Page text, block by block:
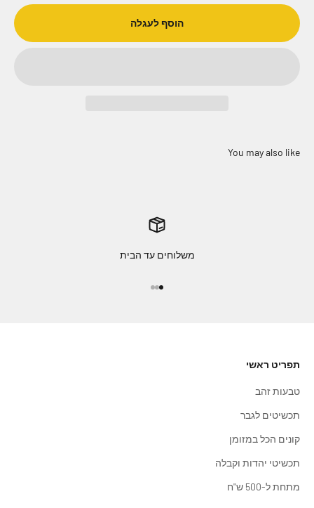
הוסף לעגלה
משלוחים עד הבית
תפריט ראשי
טבעות זהב
תכשיטים לגבר
קונים הכל במזומן
תכשיטי יהדות וקבלה
מתחת ל-500 ש"ח